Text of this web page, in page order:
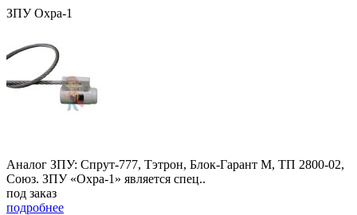
ЗПУ Охра-1
Аналог ЗПУ: Спрут-777, Тэтрон, Блок-Гарант М, ТП 2800-02,
Союз. ЗПУ «Охра-1» является спец..
под заказ
подробнее